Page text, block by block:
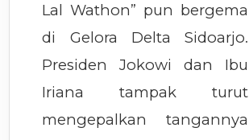
Lal Wathon” pun bergema
di Gelora Delta Sidoarjo.
Presiden Jokowi dan Ibu
Iriana tampak turut
mengepalkan tangannya